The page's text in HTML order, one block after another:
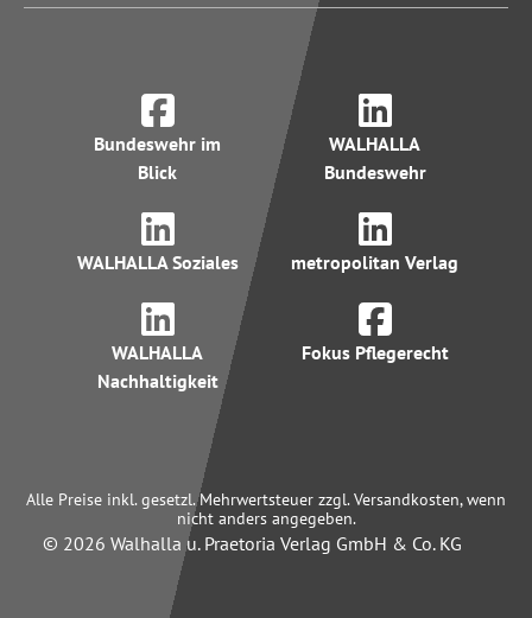
Bundeswehr im
Blick
WALHALLA
Bundeswehr
WALHALLA Soziales metropolitan Verlag
WALHALLA
Nachhaltigkeit
Fokus Pflegerecht
Alle Preise inkl. gesetzl. Mehrwertsteuer zzgl. Versandkosten, wenn
nicht anders angegeben.
© 2026 Walhalla u. Praetoria Verlag GmbH & Co. KG